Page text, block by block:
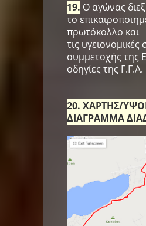
19. Ο αγώνας
το
πρωτόκολλο και
τις υγειονομικές
συμμετοχής της
οδηγίες της Γ.Γ.Α.
20. ΧΑΡΤΗΣ/
ΔΙΑΓΡΑΜΜΑ